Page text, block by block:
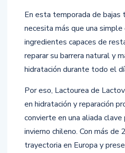
En esta temporada de
necesita más que una simple
ingredientes capaces de
reparar su barrera natural y
hidratación durante todo el
Por eso, Lactourea de
en hidratación y reparación
convierte en una aliada
invierno chileno. Con más de
trayectoria en Europa y